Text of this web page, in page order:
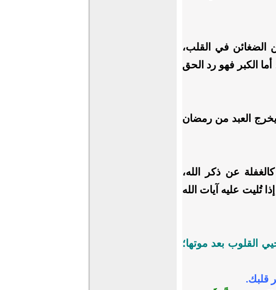
الضغائن في القلب،
الكبر فهو رد الحق
يخرج العبد من رمضان
عن ذكر الله،
تُليت عليه آيات الله
القلوب بعد موتها؛